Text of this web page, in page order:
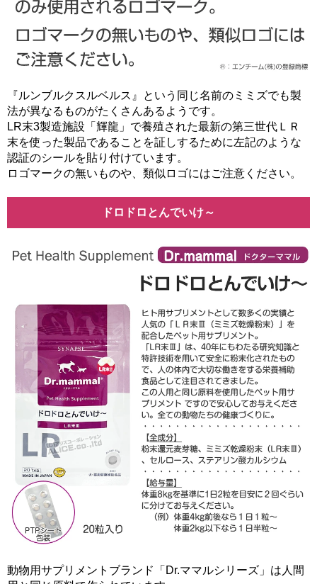
『ルンブルクスルベルス』という同じ名前のミミズでも製
法が異なるものがたくさんあるようです。
LR末3製造施設「輝龍」で養殖された最新の第三世代ＬＲ
末を使った製品であることを証しするために左記のような
認証のシールを貼り付けています。
ロゴマークの無いものや、類似ロゴにはご注意ください。
ドロドロとんでいけ～
動物用サプリメントブランド「Dr.ママルシリーズ」は人間